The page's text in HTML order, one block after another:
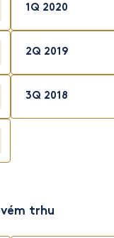
1Q 2020
2Q 2019
3Q 2018
trhu